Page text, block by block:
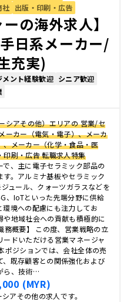
社 出版・印刷・広告
の海外求人】
日系メーカー/
充実)
ント経験歓迎 シニア歓迎
シアその他）エリアの 営業/セ
ーカー（電気・電子）、メーカ
、メーカー（化学・食品・医
印刷・広告 転職求人特集
で、主に電子セラミック部品の
す。アルミナ基板やセラミック
ュール、クォーツガラスなどを
、IoTといった先端分野に供給
環境への配慮にも注力してお
や地域社会への貢献も積極的に
務概要】 この度、営業戦略の立
ードいただける営業マネージャ
ポジションでは、会社全体の売
、既存顧客との関係強化および
ら、技術…
(MYR)
アその他の求人です。